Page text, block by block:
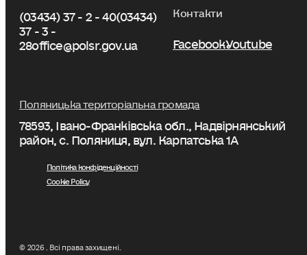
(03434) 37 - 2 - 40(03434)
37 - 3 -
28office@polsr.gov.ua
Контакти
FacebookYoutube
Поляницька територіальна громада
78593, Івано-Франківська обл., Надвірнянський
район, с. Поляниця, вул. Карпатська 1А
Політика конфіденційності
Cookie Policy
© 2026 . Всі права захищені.